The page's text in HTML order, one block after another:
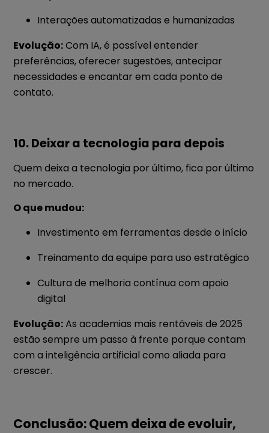
Interações automatizadas e humanizadas
Evolução:Com IA, é possível entender
preferências, oferecer sugestões, antecipar
necessidades e encantar em cada ponto de
contato.
10. Deixar a tecnologia para depois
Quem deixa a tecnologia por último, fica por último
no mercado.
O que mudou:
Investimento em ferramentas desde o início
Treinamento da equipe para uso estratégico
Cultura de melhoria contínua com apoio
digital
Evolução:As academias mais rentáveis de 2025
estão sempre um passo à frente porque contam
com a inteligência artificial como aliada para
crescer.
Conclusão: Quem deixa de evoluir,